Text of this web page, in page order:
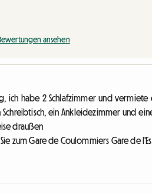
ansehen
ich habe 2 Schlafzimmer und vermiete
ein Ankleidezimmer und
draußen
zum Gare de Coulommiers Gare de